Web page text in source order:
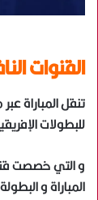
القنوات
للبطولات
المباراة و